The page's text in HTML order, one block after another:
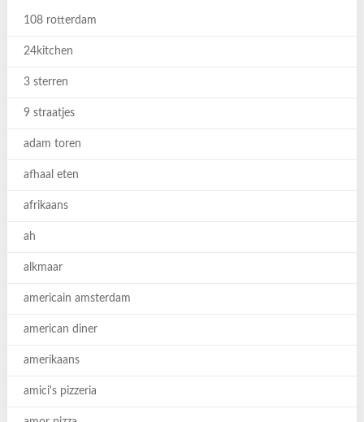
108 rotterdam
24kitchen
3 sterren
9 straatjes
adam toren
afhaal eten
afrikaans
ah
alkmaar
americain amsterdam
american diner
amerikaans
amici's pizzeria